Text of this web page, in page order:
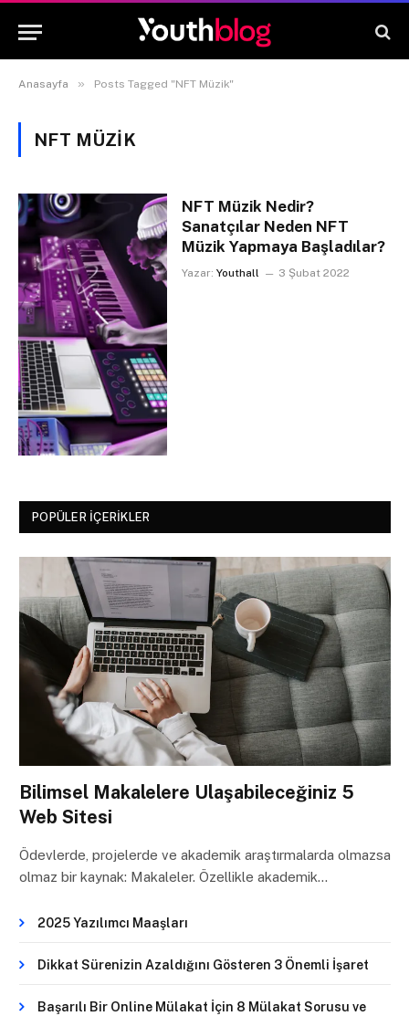
Anasayfa » Posts Tagged "NFT Müzik"
NFT MÜZIK
NFT Müzik Nedir?
Sanatçılar Neden NFT
Müzik Yapmaya Başladılar?
Yazar: Youthall 3 Şubat 2022
POPÜLER İÇERIKLER
Bilimsel Makalelere Ulaşabileceğiniz 5
Web Sitesi
Ödevlerde, projelerde ve akademik araştırmalarda olmazsa
olmaz bir kaynak: Makaleler. Özellikle akademik…
2025 Yazılımcı Maaşları
Dikkat Sürenizin Azaldığını Gösteren 3 Önemli İşaret
Başarılı Bir Online Mülakat İçin 8 Mülakat Sorusu ve